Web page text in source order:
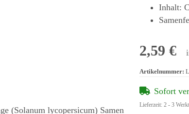
Inhalt:
2,59 €
Artikelnummer:
Sofort
Lieferzeit: 2 - 3